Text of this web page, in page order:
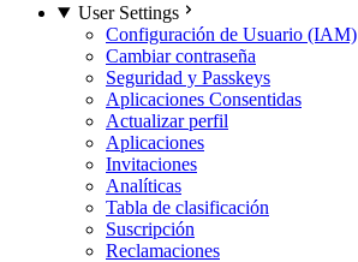
User Settings
Configuración de Usuario (IAM)
Cambiar contraseña
Seguridad y Passkeys
Aplicaciones Consentidas
Actualizar perfil
Aplicaciones
Invitaciones
Analíticas
Tabla de clasificación
Suscripción
Reclamaciones